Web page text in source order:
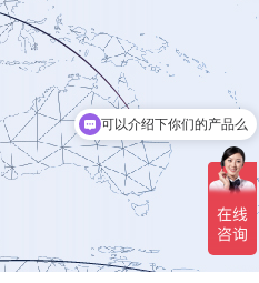
可以介绍下你们的产品么